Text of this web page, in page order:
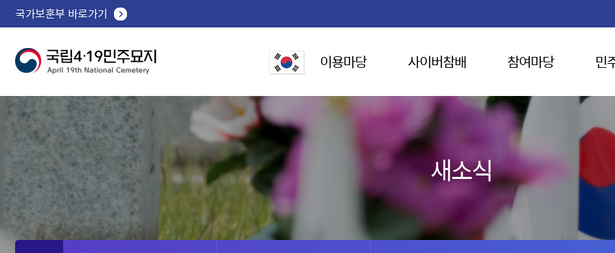
국가보훈부 바로가기
이용마당 사이버참배 참여마당 민
새소식